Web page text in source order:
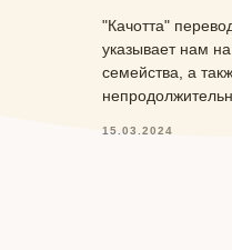
"Качотта"
указывает нам
семейства, а
15.03.2024